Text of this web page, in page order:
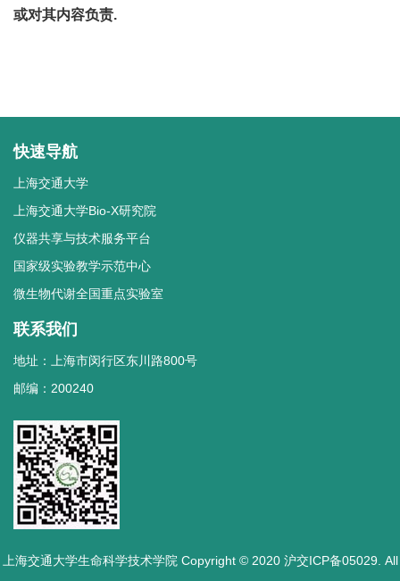
或对其内容负责.
快速导航
上海交通大学
上海交通大学Bio-X研究院
仪器共享与技术服务平台
国家级实验教学示范中心
微生物代谢全国重点实验室
联系我们
地址：上海市闵行区东川路800号
邮编：200240
上海交通大学生命科学技术学院 Copyright © 2020 沪交ICP备05029. All